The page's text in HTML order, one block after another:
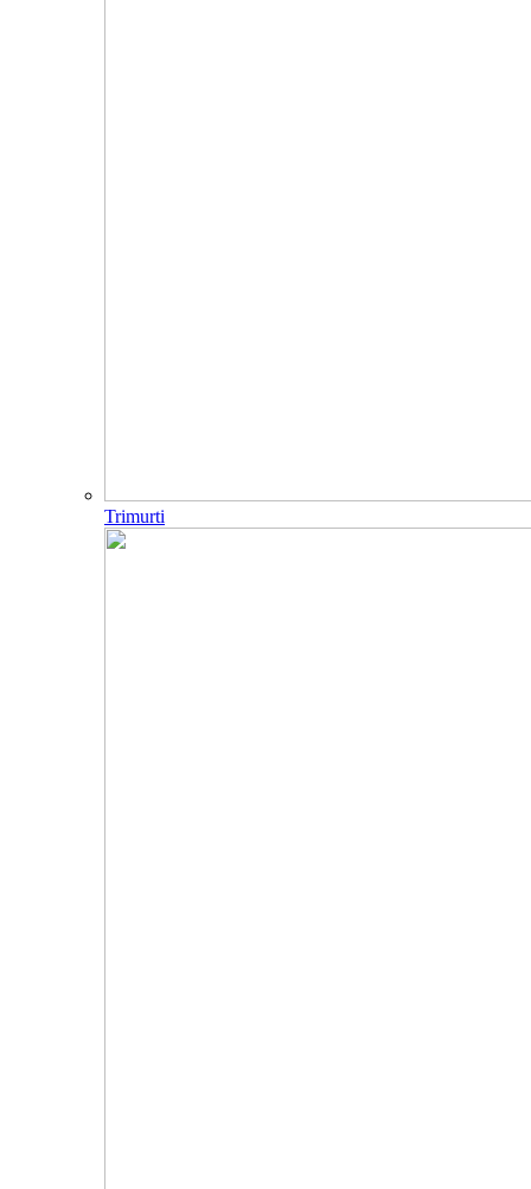
Trimurti